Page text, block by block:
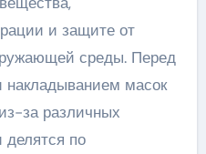
и защите от
среды. Перед
масок
за различных
делятся по